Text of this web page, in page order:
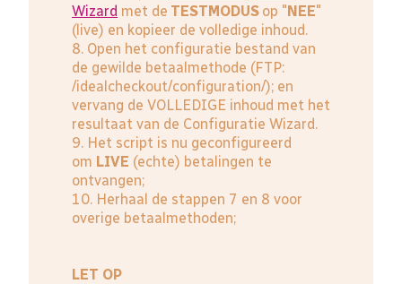
Wizard met de TESTMODUS op " NEE"
(live) en kopieer de volledige inhoud.
8. Open het configuratie bestand van
de gewilde betaalmethode (FTP:
/idealcheckout/configuration/); en
vervang de VOLLEDIGE inhoud met het
resultaat van de Configuratie Wizard.
9. Het script is nu geconfigureerd
om LIVE (echte) betalingen te
ontvangen;
10. Herhaal de stappen 7 en 8 voor
overige betaalmethoden;
LET OP